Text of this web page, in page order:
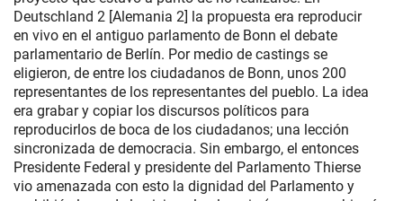
Deutschland 2 [Alemania 2] la propuesta era reproducir
en vivo en el antiguo parlamento de Bonn el debate
parlamentario de Berlín. Por medio de castings se
eligieron, de entre los ciudadanos de Bonn, unos 200
representantes de los representantes del pueblo. La idea
era grabar y copiar los discursos políticos para
reproducirlos de boca de los ciudadanos; una lección
sincronizada de democracia. Sin embargo, el entonces
Presidente Federal y presidente del Parlamento Thierse
vio amenazada con esto la dignidad del Parlamento y